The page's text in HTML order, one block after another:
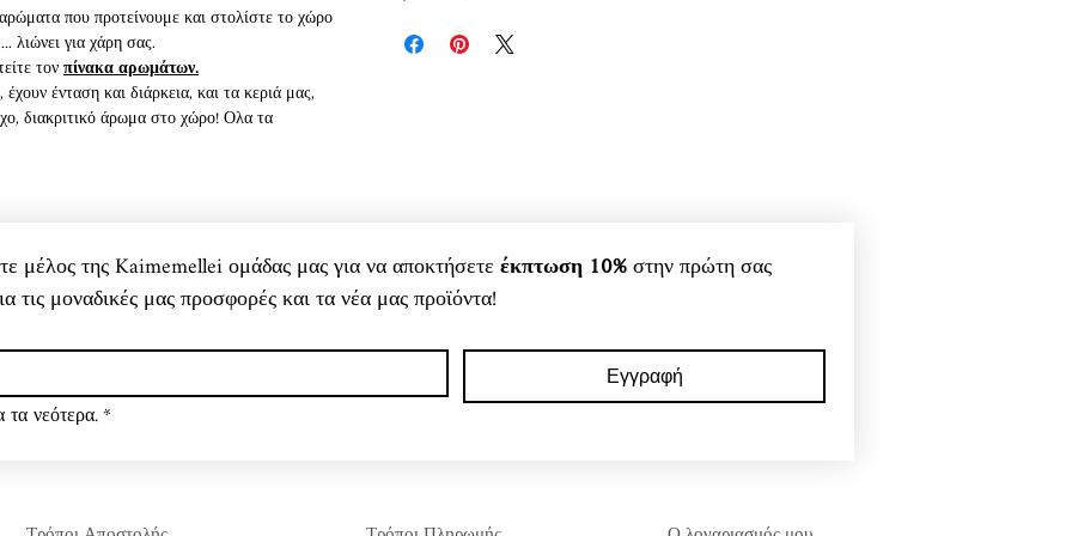
που προτείνουμε και στολίστε το χώρο
λιώνει για χάρη σας.
τονπίνακα αρωμάτων.
ένταση και διάρκεια, και τα κεριά μας,
διακριτικό άρωμα στο χώρο! Ολα τα
αμυγδαλέλαιο, ενώ έχουν και οικολογικό,
χαμηλό σημείο τήξης τους (λιώνουν δηλαδή
ώρες καύσης (περίπου 50%
δεν αφήνουν επικάλυψη αιθάλης (καθαρή
απλά με νερό και σαπούνι! Τα
υπέροχα αρώματα στο χώρο,
μας! Μια μοναδική αρωματοθεραπεία
διακοσμητικά στοιχεία και για το χώρο μας!
μέλος της Kaimemellei ομάδας μας για να αποκτήσετε έκπτωση 10% στην πρώτη σας
τις μοναδικές μας προσφορές και τα νέα μας προϊόντα!
Εγγραφή
νεότερα.*